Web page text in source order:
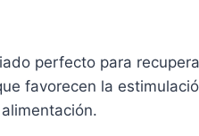
perfecto para
favorecen la